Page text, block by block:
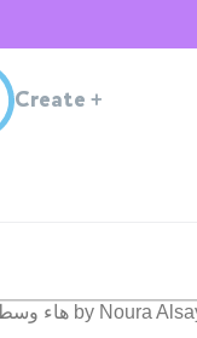
Create +